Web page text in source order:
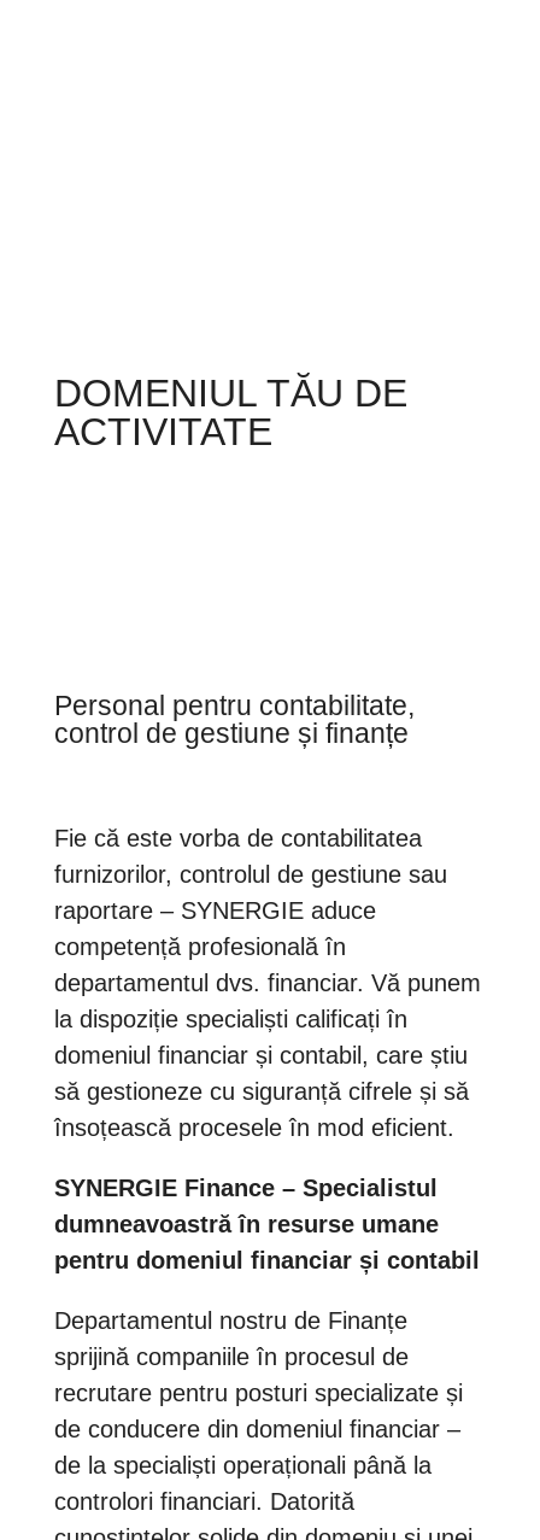
DOMENIUL TĂU DE
ACTIVITATE
Personal pentru contabilitate,
control de gestiune și finanțe
Fie că este vorba de contabilitatea
furnizorilor, controlul de gestiune sau
raportare – SYNERGIE aduce
competență profesională în
departamentul dvs. financiar. Vă punem
la dispoziție specialiști calificați în
domeniul financiar și contabil, care știu
să gestioneze cu siguranță cifrele și să
însoțească procesele în mod eficient.
SYNERGIE Finance – Specialistul
dumneavoastră în resurse umane
pentru domeniul financiar și contabil
Departamentul nostru de Finanțe
sprijină companiile în procesul de
recrutare pentru posturi specializate și
de conducere din domeniul financiar –
de la specialiști operaționali până la
controlori financiari. Datorită